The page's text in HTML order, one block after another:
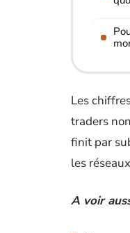
Les
traders
finit par
les
A voir